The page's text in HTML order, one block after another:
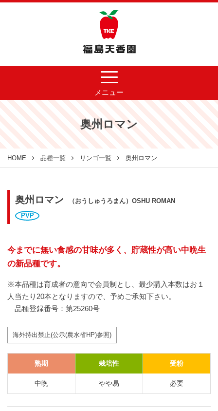
メニュー
奥州ロマン
HOME 品種一覧 リンゴ一覧 奥州ロマン
奥州ロマン
（おうしゅうろまん）OSHU ROMAN
PVP
今までに無い食感の甘味が多く、貯蔵性が高い中晩生
の新品種です。
※本品種は育成者の意向で会員制とし、最少購入本数はお１
人当たり20本となりますので、予めご承知下さい。
品種登録番号：第25260号
海外持出禁止(公示(農水省HP)参照)
熟期 栽培性 受粉
中晩 やや易 必要